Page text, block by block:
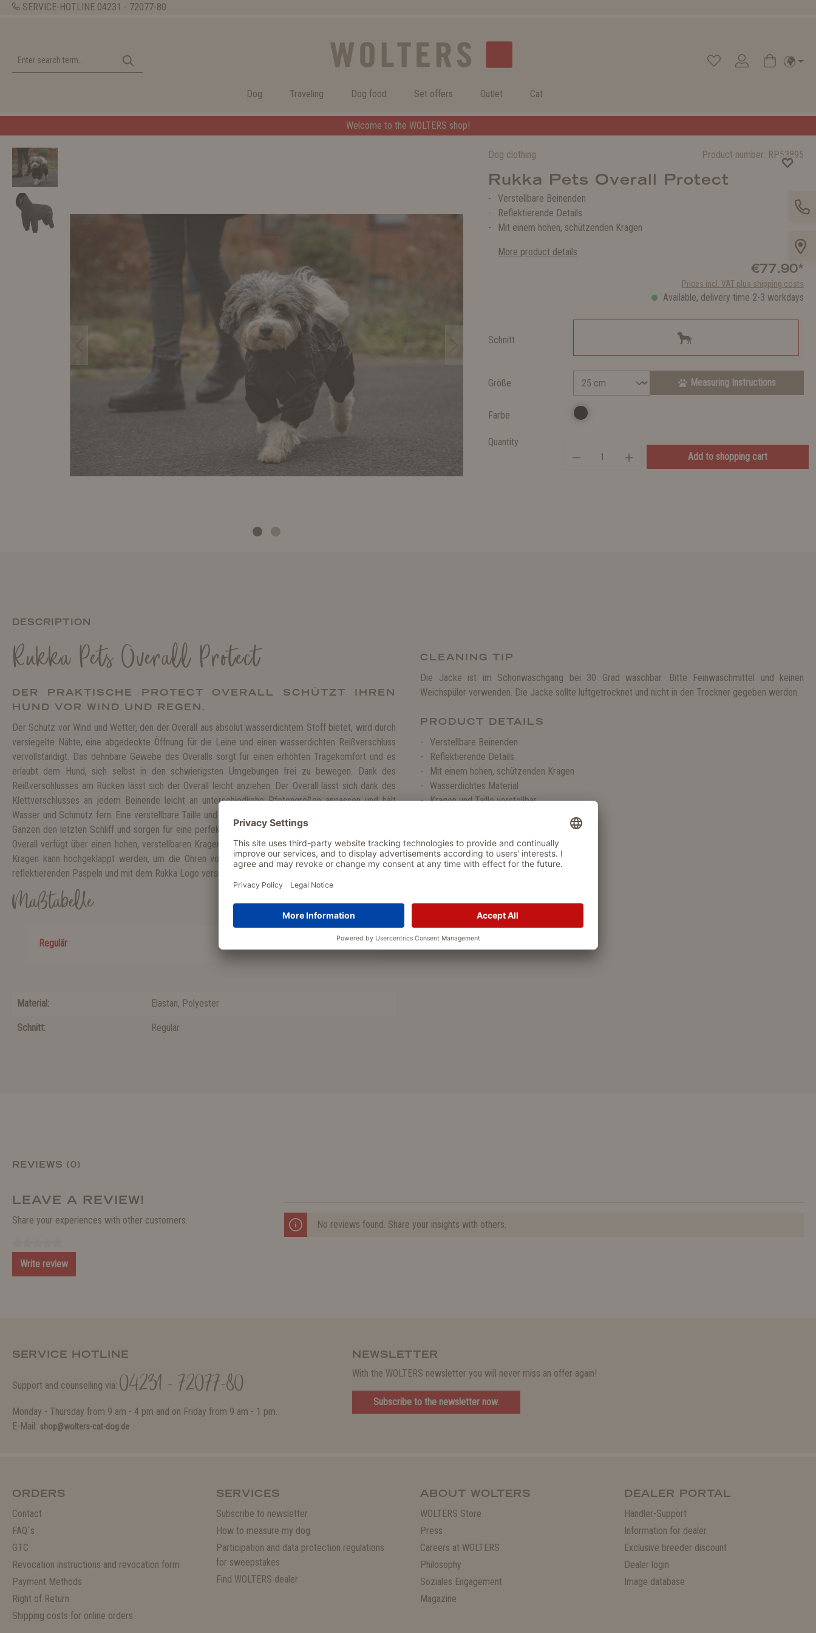
SERVICE-HOTLINE 04231 - 72077-80
Dog Traveling Dog food Set offers Outlet Cat
Welcome to the WOLTERS shop!
Dog clothing
Product number: RP53895
Rukka Pets Overall Protect
Verstellbare Beinenden
Reflektierende Details
Mit einem hohen, schützenden Kragen
More product details
€77.90*
Prices incl. VAT plus shipping costs
Available, delivery time 2-3 workdays
Schnitt
Größe Measuring Instructions
Farbe
Quantity
Add to shopping cart
DESCRIPTION
Rukka Pets Overall Protect
DER PRAKTISCHE PROTECT OVERALL SCHÜTZT IHREN
HUND VOR WIND UND REGEN.
Der Schutz vor Wind und Wetter, den der Overall aus absolut wasserdichtem Stoff bietet, wird durch
versiegelte Nähte, eine abgedeckte Öffnung für die Leine und einen wasserdichten Reißverschluss
vervollständigt. Das dehnbare Gewebe des Overalls sorgt für einen erhöhten Tragekomfort und es
erlaubt dem Hund, sich selbst in den schwierigsten Umgebungen frei zu bewegen. Dank des
Reißverschlusses am Rücken lässt sich der Overall leicht anziehen. Der Overall lässt sich dank des
Klettverschlusses an jedem Beinende leicht an unterschiedliche Pfotengrößen anpassen und hält
Wasser und Schmutz fern. Eine verstellbare Taille und ein verstellbarer Halsausschnitt verleihen dem
Ganzen den letzten Schliff und sorgen für eine perfekte Passform und einen optimalen Schutz. Der
Overall verfügt über einen hohen, verstellbaren Kragen, um den Hals Ihres Hundes abzudecken. Der
Kragen kann hochgeklappt werden, um die Ohren vor dem Wind zu schützen. Der Overall ist mit
reflektierenden Paspeln und mit dem Rukka Logo versehen.
Maßtabelle
Regulär
Material: Elastan, Polyester
Schnitt: Regulär
CLEANING TIP
Die Jacke ist im Schonwaschgang bei 30 Grad waschbar. Bitte Feinwaschmittel und keinen
Weichspüler verwenden. Die Jacke sollte luftgetrocknet und nicht in den Trockner gegeben werden.
PRODUCT DETAILS
Verstellbare Beinenden
Reflektierende Details
Mit einem hohen, schützenden Kragen
Wasserdichtes Material
Kragen und Taille verstellbar
REVIEWS (0)
LEAVE A REVIEW!
Share your experiences with other customers.
Write review
No reviews found. Share your insights with others.
SERVICE HOTLINE
Support and counselling via: 04231 - 72077-80
Monday - Thursday from 9 am - 4 pm and on Friday from 9 am - 1 pm.
E-Mail: shop@wolters-cat-dog.de
NEWSLETTER
With the WOLTERS newsletter you will never miss an offer again!
Subscribe to the newsletter now.
ORDERS
Contact
FAQ`s
GTC
Revocation instructions and revocation form
Payment Methods
Right of Return
Shipping costs for online orders
SERVICES
Subscribe to newsletter
How to measure my dog
Participation and data protection regulations
for sweepstakes
Find WOLTERS dealer
ABOUT WOLTERS
WOLTERS Store
Press
Careers at WOLTERS
Philosophy
Soziales Engagement
Magazine
DEALER PORTAL
Händler-Support
Information for dealer
Exclusive breeder discount
Dealer login
Image database